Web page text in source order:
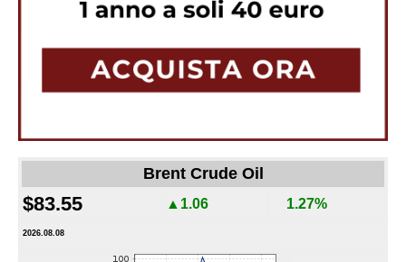
Brent Crude Oil
$83.55 ▲1.06 1.27%
2026.08.08